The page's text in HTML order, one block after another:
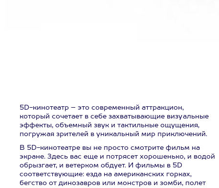
5D-кинотеатр – это современный аттракцион,
который сочетает в себе захватывающие визуальные
эффекты, объемный звук и тактильные ощущения,
погружая зрителей в уникальный мир приключений.
В 5D-кинотеатре вы не просто смотрите фильм на
экране. Здесь вас еще и потрясет хорошенько, и водой
обрызгает, и ветерком обдует. И фильмы в 5D
соответствующие: езда на американских горках,
бегство от динозавров или монстров и зомби, полет